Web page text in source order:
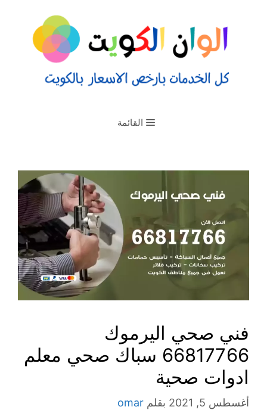
القائمة
فني صحي اليرموك
66817766 سباك صحي معلم
ادوات صحية
أغسطس 5, 2021 بقلم omar